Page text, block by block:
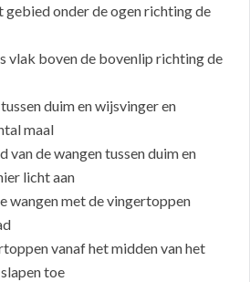
gebied onder de ogen richting de
vlak boven de bovenlip richting de
duim en wijsvinger en
maal
van de wangen tussen duim en
licht aan
wangen met de vingertoppen
vanaf het midden van het
toe